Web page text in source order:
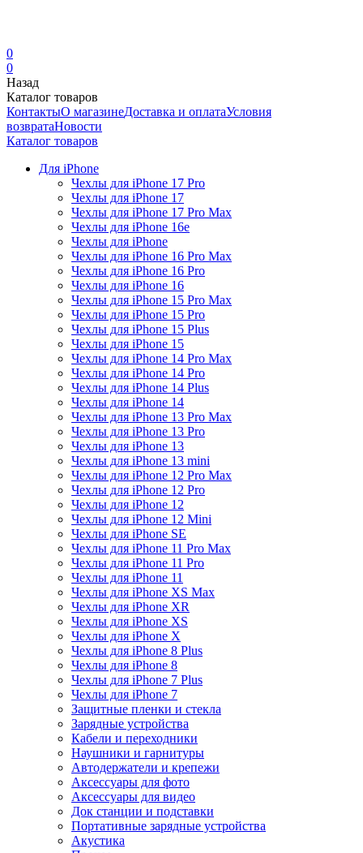
0
0
Назад
Каталог товаров
КонтактыО магазинеДоставка и оплатаУсловия
возвратаНовости
Каталог товаров
Для iPhone
Чехлы для iPhone 17 Pro
Чехлы для iPhone 17
Чехлы для iPhone 17 Pro Max
Чехлы для iPhone 16e
Чехлы для iPhone
Чехлы для iPhone 16 Pro Max
Чехлы для iPhone 16 Pro
Чехлы для iPhone 16
Чехлы для iPhone 15 Pro Max
Чехлы для iPhone 15 Pro
Чехлы для iPhone 15 Plus
Чехлы для iPhone 15
Чехлы для iPhone 14 Pro Max
Чехлы для iPhone 14 Pro
Чехлы для iPhone 14 Plus
Чехлы для iPhone 14
Чехлы для iPhone 13 Pro Max
Чехлы для iPhone 13 Pro
Чехлы для iPhone 13
Чехлы для iPhone 13 mini
Чехлы для iPhone 12 Pro Max
Чехлы для iPhone 12 Pro
Чехлы для iPhone 12
Чехлы для iPhone 12 Mini
Чехлы для iPhone SE
Чехлы для iPhone 11 Pro Max
Чехлы для iPhone 11 Pro
Чехлы для iPhone 11
Чехлы для iPhone XS Max
Чехлы для iPhone XR
Чехлы для iPhone XS
Чехлы для iPhone X
Чехлы для iPhone 8 Plus
Чехлы для iPhone 8
Чехлы для iPhone 7 Plus
Чехлы для iPhone 7
Защитные пленки и стекла
Зарядные устройства
Кабели и переходники
Наушники и гарнитуры
Автодержатели и крепежи
Аксессуары для фото
Аксессуары для видео
Док станции и подставки
Портативные зарядные устройства
Акустика